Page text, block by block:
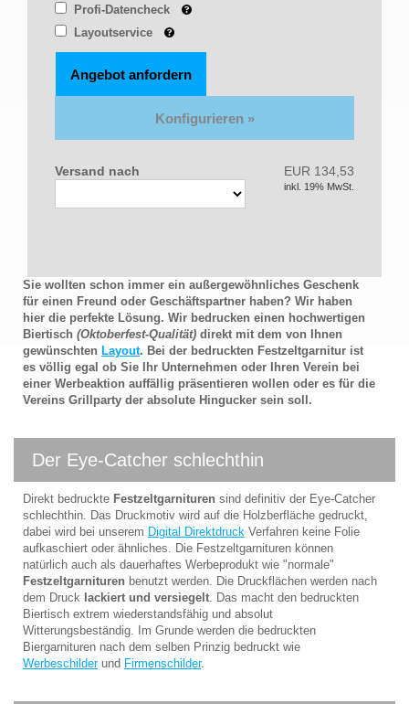
Profi-Datencheck
Layoutservice
Angebot anfordern
Versand nach EUR 134,53
inkl. 19% MwSt.
Sie wollten schon immer ein außergewöhnliches Geschenk
für einen Freund oder Geschäftspartner haben? Wir haben
hier die perfekte Lösung. Wir bedrucken einen hochwertigen
Biertisch (Oktoberfest-Qualität) direkt mit dem von Ihnen
gewünschten Layout. Bei der bedruckten Festzeltgarnitur ist
es völlig egal ob Sie Ihr Unternehmen oder Ihren Verein bei
einer Werbeaktion auffällig präsentieren wollen oder es für die
Vereins Grillparty der absolute Hingucker sein soll.
Der Eye-Catcher schlechthin
Direkt bedruckte Festzeltgarnituren sind definitiv der Eye-Catcher
schlechthin. Das Druckmotiv wird auf die Holzberfläche gedruckt,
dabei wird bei unserem Digital Direktdruck Verfahren keine Folie
aufkaschiert oder ähnliches. Die Festzeltgarnituren können
natürlich auch als dauerhaftes Werbeprodukt wie "normale"
Festzeltgarnituren benutzt werden. Die Druckflächen werden nach
dem Druck lackiert und versiegelt . Das macht den bedruckten
Biertisch extrem wiederstandsfähig und absolut
Witterungsbeständig. Im Grunde werden die bedruckten
Biergarnituren nach dem selben Prinzig bedruckt wie
Werbeschilderund Firmenschilder.